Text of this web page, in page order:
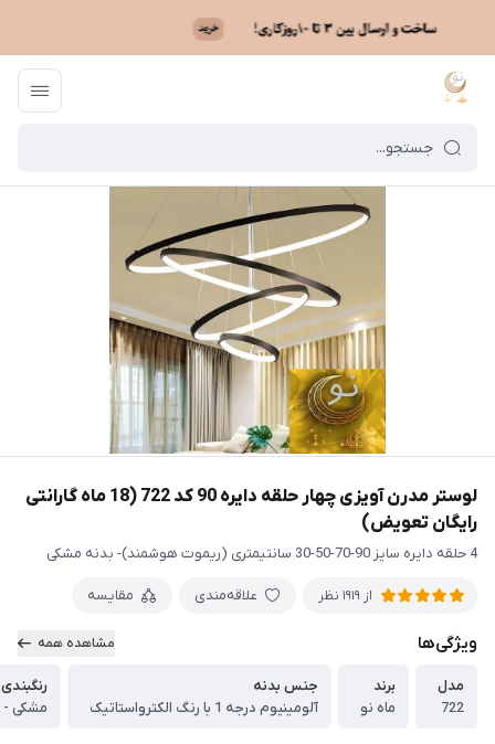
ماه نو / فهرست محصولات
لوستر مدرن آویزی چهار حلقه دایره 90 کد 722 (18 ماه گارانتی
رایگان تعویض)
4 حلقه دایره سایز 90-70-50-30 سانتیمتری (ریموت هوشمند)- بدنه مشکی
از 1919 نظر علاقه‌مندی مقایسه
ویژگی‌ها مشاهده همه
مدل
722
برند
ماه نو
جنس بدنه
آلومینیوم درجه 1 با رنگ الکترواستاتیک
رنگبندی
مشکی -